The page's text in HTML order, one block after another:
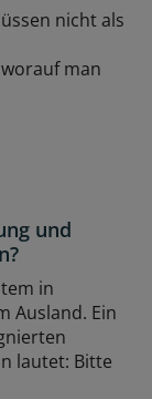
nicht als
man
und
in
Ausland. Ein
lautet: Bitte